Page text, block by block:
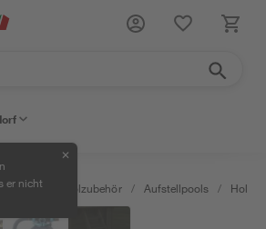
er nicht
✕
/ Pools & Poolzubehör / Aufstellpools /